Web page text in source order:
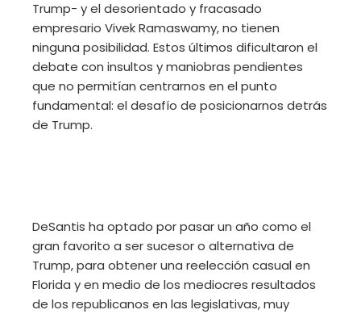
Trump- y el desorientado y fracasado
empresario Vivek Ramaswamy, no tienen
ninguna posibilidad. Estos últimos dificultaron el
debate con insultos y maniobras pendientes
que no permitían centrarnos en el punto
fundamental: el desafío de posicionarnos detrás
de Trump.
DeSantis ha optado por pasar un año como el
gran favorito a ser sucesor o alternativa de
Trump, para obtener una reelección casual en
Florida y en medio de los mediocres resultados
de los republicanos en las legislativas, muy